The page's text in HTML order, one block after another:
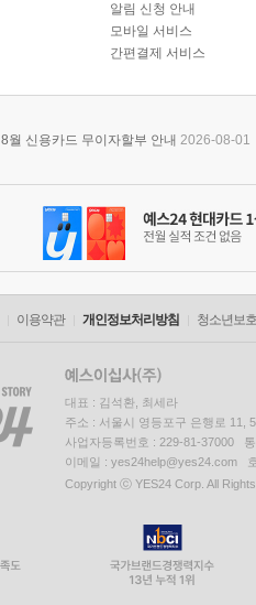
알림 신청 안내
모바일 서비스
간편결제 서비스
8월 신용카드 무이자할부 안내 2026-08-01
이용약관 개인정보처리방침 청소년보
대표 : 김석환, 최세라
주소 : 서울시 영등포구 은행로 11,
사업자등록번호 : 229-81-37000
이메일 : yes24help@yes24.com
Copyright ⓒ YES24 Corp. All